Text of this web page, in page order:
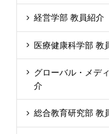
経営学部 教員紹介
医療健康科学部 教
グローバル・メデ
介
総合教育研究部 教